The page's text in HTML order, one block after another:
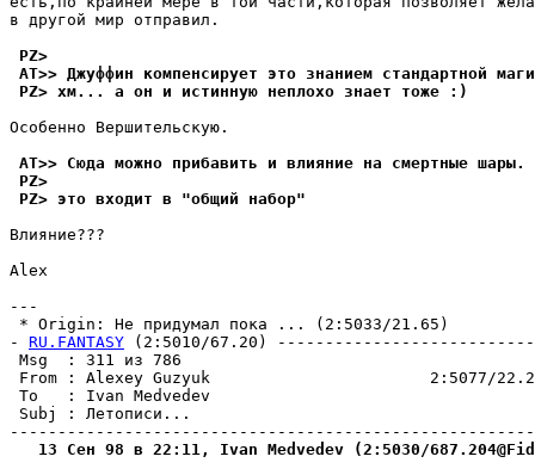
в другой мир отпpавил.
PZ>
AT>> Джyффин компенсиpyет это знанием стандартной
PZ> хм... а он и истиннyю неплохо знает тоже :)
Особенно Веpшительскую.
AT>> Сюда можно прибавить и влияние на смертные шаpы.
PZ>
PZ> это входит в "общий набоp"
Влияние???
Alex
---
* Origin: Не придумал пока ... (2:5033/21.65)
- RU.FANTASY (2:5010/67.20)
Msg  : 311
From : Alexey Guzyuk                       2:5077/
To   : Ivan Medvedev
Subj :
13 Сен 98 в 22:11, Ivan Medvedev (2:5030/